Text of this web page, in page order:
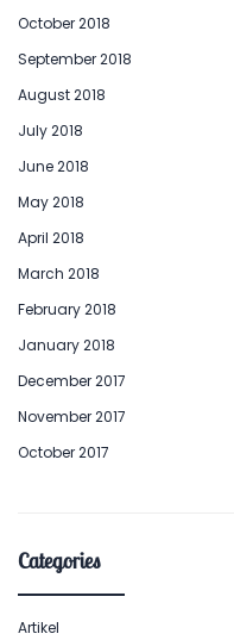
October 2018
September 2018
August 2018
July 2018
June 2018
May 2018
April 2018
March 2018
February 2018
January 2018
December 2017
November 2017
October 2017
Categories
Artikel